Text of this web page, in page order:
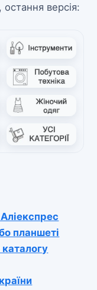
версія:
планшеті
каталогу